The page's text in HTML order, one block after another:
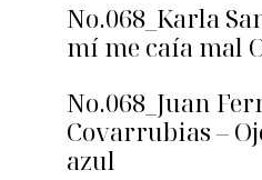
No.068_Karla
mí me caía mal
No.068_Juan
Covarrubias –
azul